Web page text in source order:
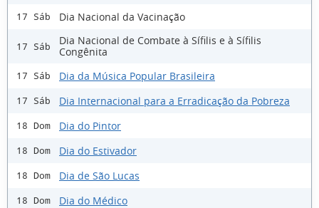
17 Sáb Dia Nacional da Vacinação
17 Sáb
Dia Nacional de Combate à Sífilis e à Sífilis
Congênita
17 Sáb Dia da Música Popular Brasileira
17 Sáb Dia Internacional para a Erradicação da Pobreza
18 Dom Dia do Pintor
18 Dom Dia do Estivador
18 Dom Dia de São Lucas
18 Dom Dia do Médico